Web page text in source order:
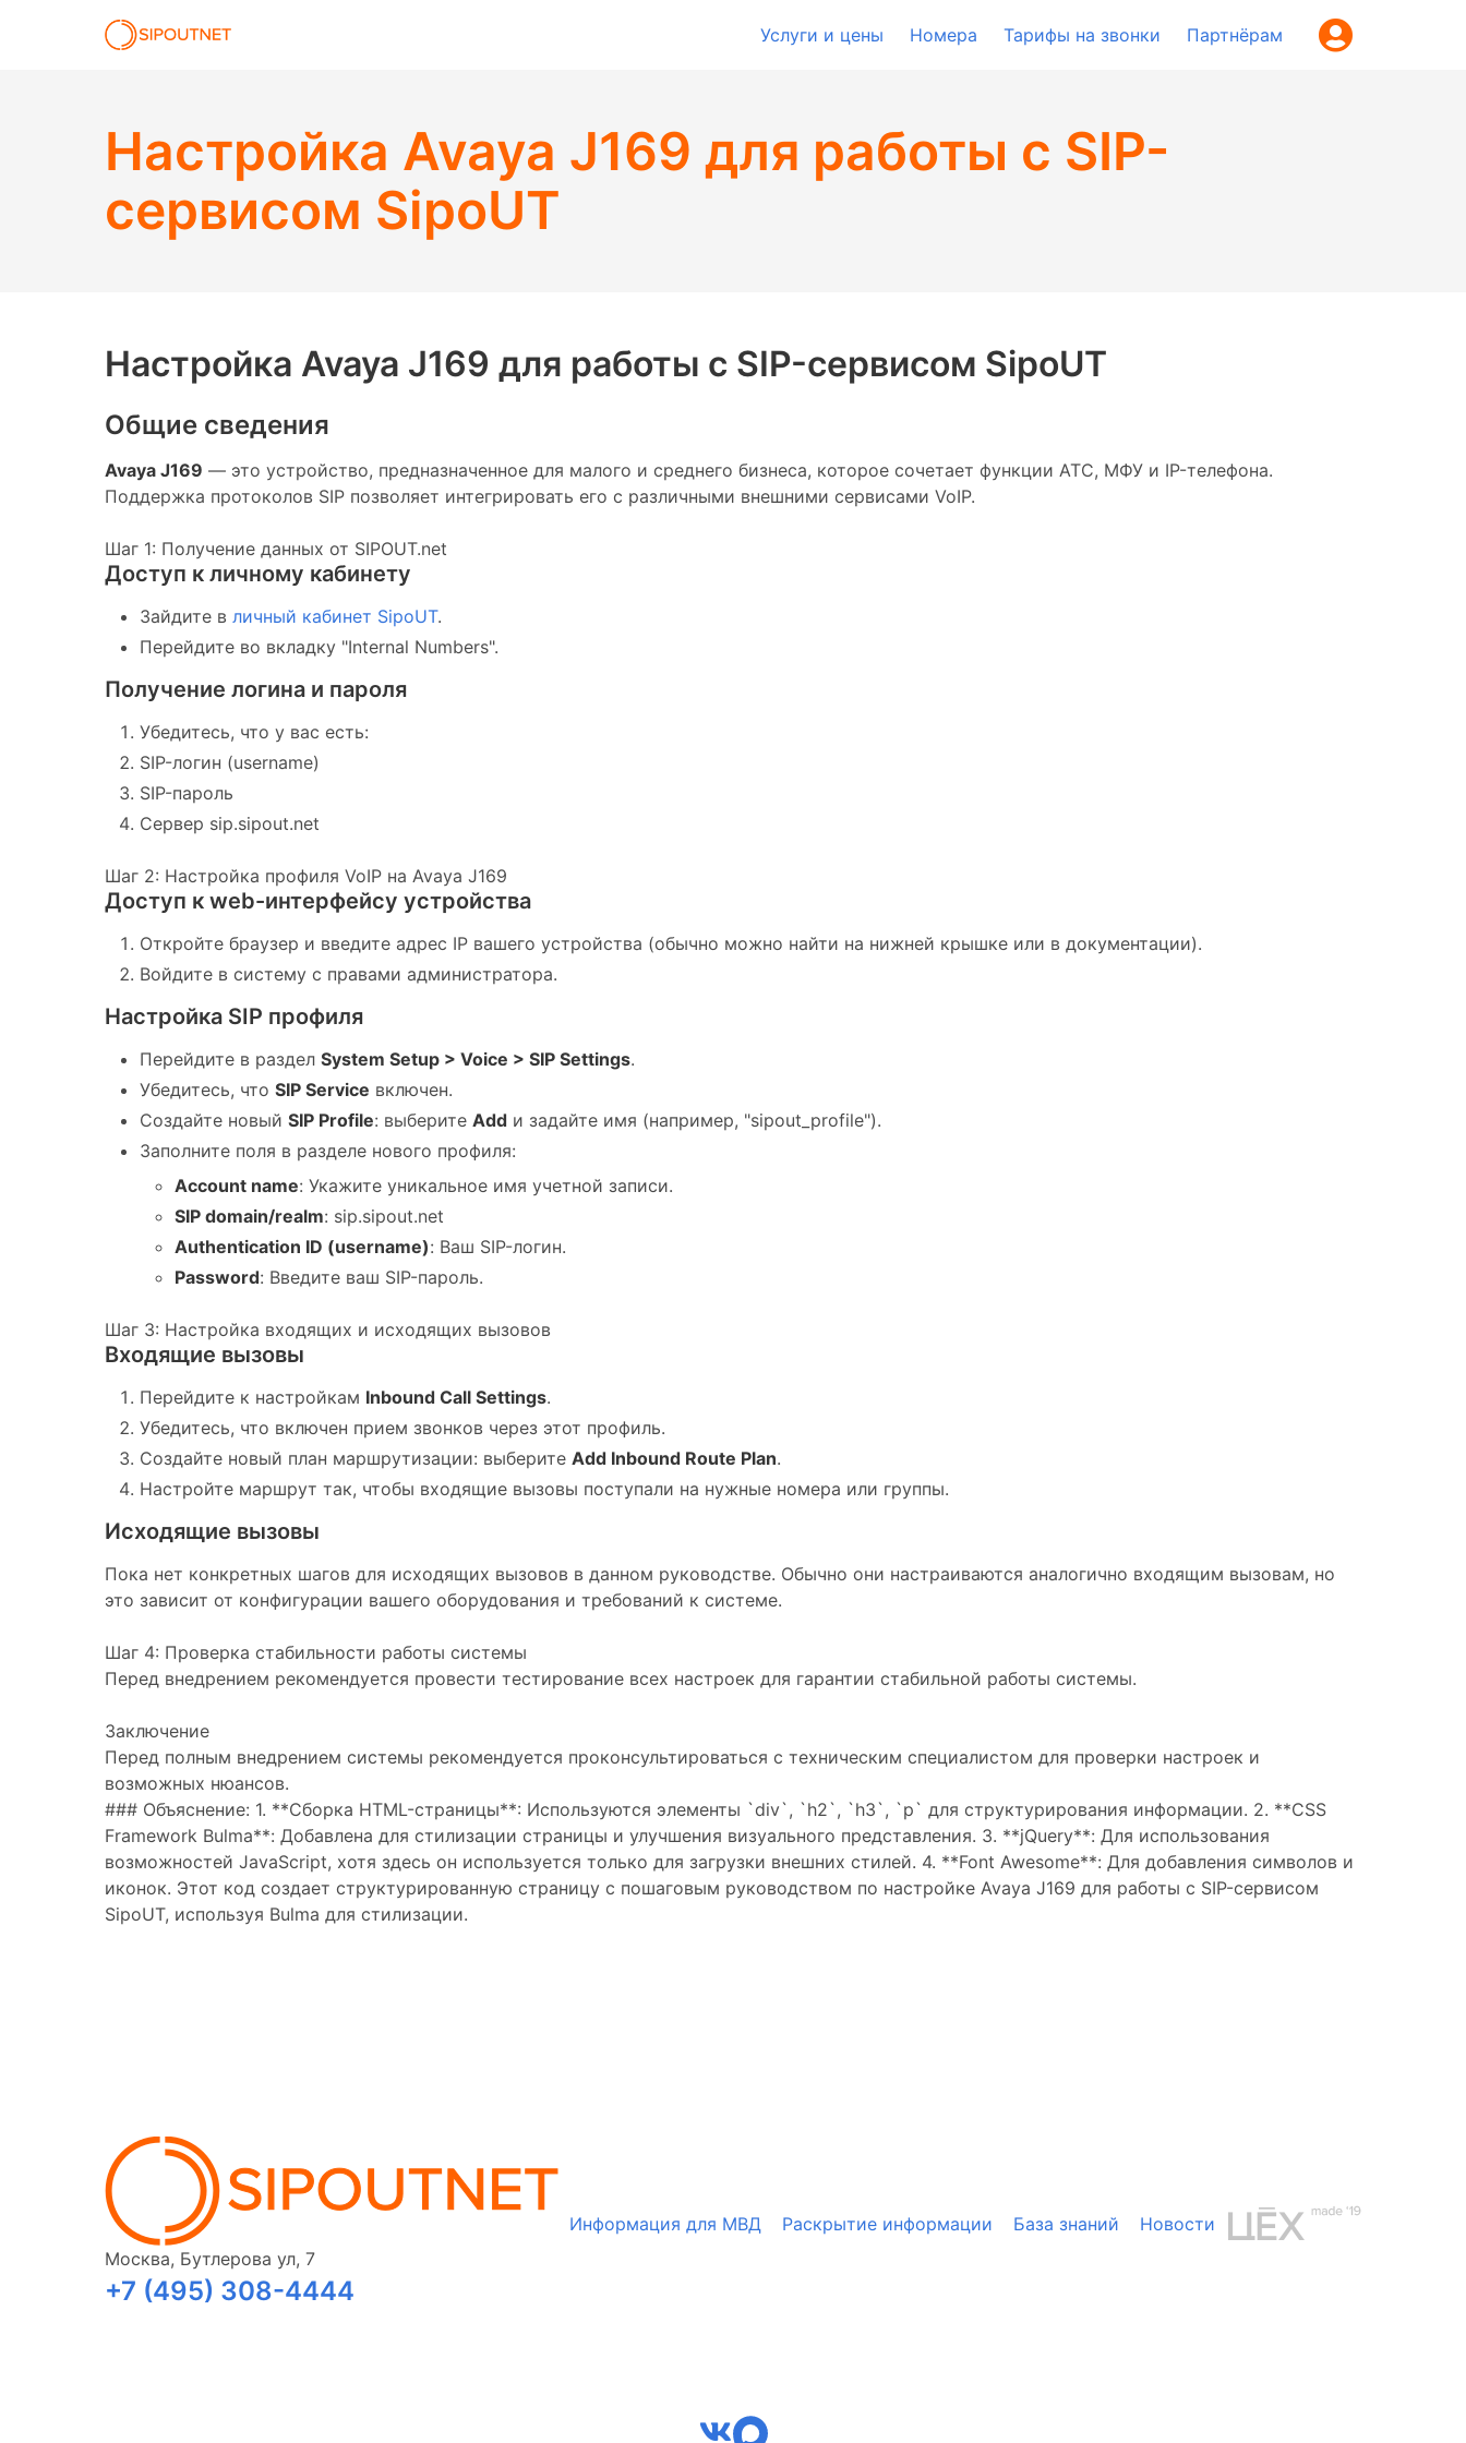
Услуги и цены Номера Тарифы на звонки Партнёрам
Настройка Avaya J169 для работы с SIP-
сервисом SipoUT
Настройка Avaya J169 для работы с SIP-сервисом SipoUT
Общие сведения
Avaya J169 — это устройство, предназначенное для малого и среднего бизнеса, которое сочетает функции АТС, МФУ и IP-телефона.
Поддержка протоколов SIP позволяет интегрировать его с различными внешними сервисами VoIP.
Шаг 1: Получение данных от SIPOUT.net
Доступ к личному кабинету
Зайдите в личный кабинет SipoUT.
Перейдите во вкладку "Internal Numbers".
Получение логина и пароля
Убедитесь, что у вас есть:
SIP-логин (username)
SIP-пароль
Сервер sip.sipout.net
Шаг 2: Настройка профиля VoIP на Avaya J169
Доступ к web-интерфейсу устройства
Откройте браузер и введите адрес IP вашего устройства (обычно можно найти на нижней крышке или в документации).
Войдите в систему с правами администратора.
Настройка SIP профиля
Перейдите в раздел System Setup > Voice > SIP Settings.
Убедитесь, что SIP Service включен.
Создайте новый SIP Profile: выберите Add и задайте имя (например, "sipout_profile").
Заполните поля в разделе нового профиля:
Account name: Укажите уникальное имя учетной записи.
SIP domain/realm: sip.sipout.net
Authentication ID (username): Ваш SIP-логин.
Password: Введите ваш SIP-пароль.
Шаг 3: Настройка входящих и исходящих вызовов
Входящие вызовы
Перейдите к настройкам Inbound Call Settings.
Убедитесь, что включен прием звонков через этот профиль.
Создайте новый план маршрутизации: выберите Add Inbound Route Plan.
Настройте маршрут так, чтобы входящие вызовы поступали на нужные номера или группы.
Исходящие вызовы
Пока нет конкретных шагов для исходящих вызовов в данном руководстве. Обычно они настраиваются аналогично входящим вызовам, но
это зависит от конфигурации вашего оборудования и требований к системе.
Шаг 4: Проверка стабильности работы системы
Перед внедрением рекомендуется провести тестирование всех настроек для гарантии стабильной работы системы.
Заключение
Перед полным внедрением системы рекомендуется проконсультироваться с техническим специалистом для проверки настроек и
возможных нюансов.
### Объяснение: 1. **Сборка HTML-страницы**: Используются элементы `div`, `h2`, `h3`, `p` для структурирования информации. 2. **CSS
Framework Bulma**: Добавлена для стилизации страницы и улучшения визуального представления. 3. **jQuery**: Для использования
возможностей JavaScript, хотя здесь он используется только для загрузки внешних стилей. 4. **Font Awesome**: Для добавления символов и
иконок. Этот код создает структурированную страницу с пошаговым руководством по настройке Avaya J169 для работы с SIP-сервисом
SipoUT, используя Bulma для стилизации.
Москва, Бутлерова ул, 7
+7 (495) 308-4444
Информация для МВД Раскрытие информации База знаний Новости